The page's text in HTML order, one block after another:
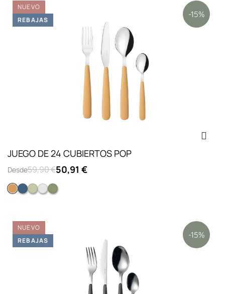
JUEGO DE 24 CUBIERTOS POP
Desde59,90 €50,91 €
Naranja
Azul Oscuro
Verde Claro
BlancoVerde Oscuro
NUEVO
-15%
REBAJAS
NUEVO
-15%
REBAJAS